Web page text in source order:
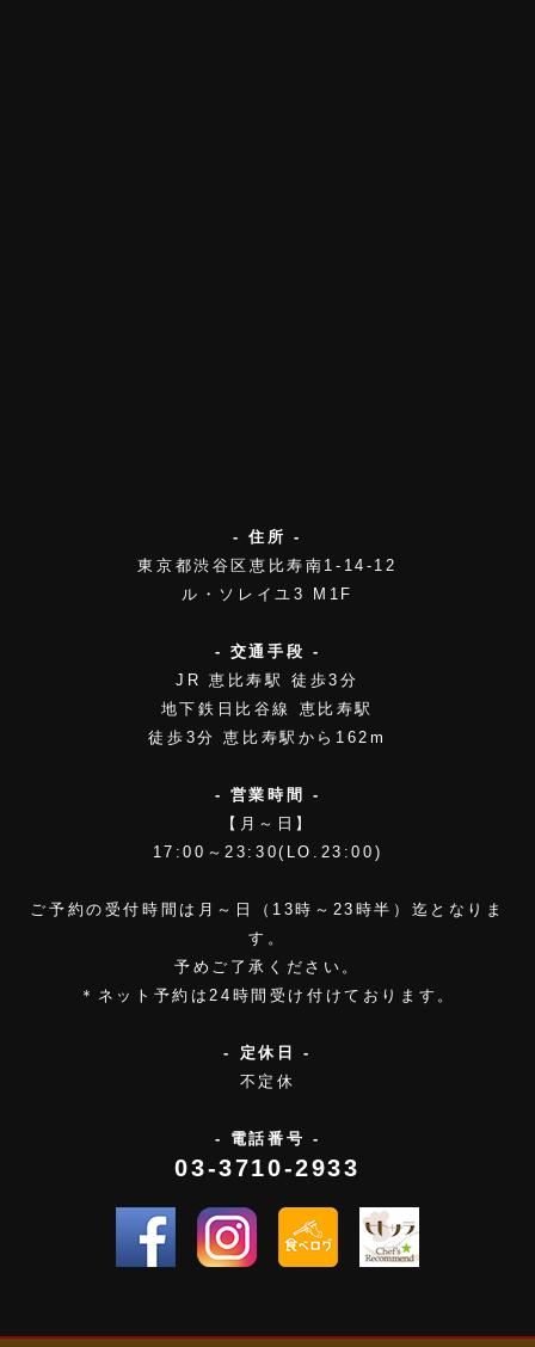
- 住所 -
東京都渋谷区恵比寿南1-14-12
ル・ソレイユ3 M1F
- 交通手段 -
JR 恵比寿駅 徒歩3分
地下鉄日比谷線 恵比寿駅
徒歩3分 恵比寿駅から162m
- 営業時間 -
【月～日】
17:00～23:30(LO.23:00)
ご予約の受付時間は月～日（13時～23時半）迄となりま
す。
予めご了承ください。
＊ネット予約は24時間受け付けております。
- 定休日 -
不定休
- 電話番号 -
03-3710-2933